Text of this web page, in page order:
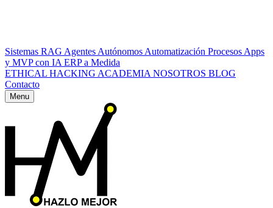
Sistemas RAG Agentes Autónomos Automatización Procesos Apps
y MVP con IA ERP a Medida
ETHICAL HACKING ACADEMIA NOSOTROS BLOG
Contacto
Menu